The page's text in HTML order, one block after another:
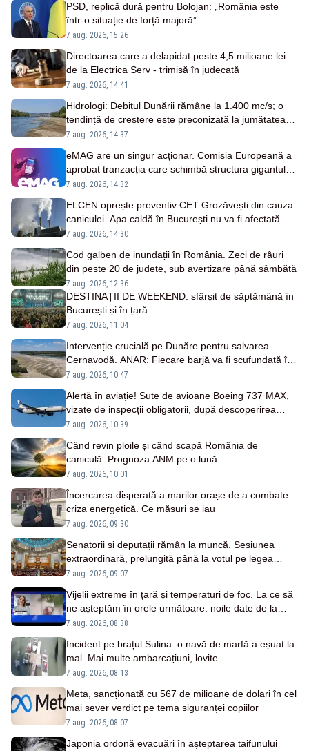
PSD, replică dură pentru Bolojan: „România este
într-o situație de forță majoră”
7 aug. 2026, 15:26
Directoarea care a delapidat peste 4,5 milioane lei
de la Electrica Serv - trimisă în judecată
7 aug. 2026, 14:41
Hidrologi: Debitul Dunării rămâne la 1.400 mc/s; o
tendință de creștere este preconizată la jumătatea
săptămânii viitoare
7 aug. 2026, 14:37
eMAG are un singur acționar. Comisia Europeană a
aprobat tranzacția care schimbă structura gigantului
românesc
7 aug. 2026, 14:32
ELCEN oprește preventiv CET Grozăvești din cauza
caniculei. Apa caldă în București nu va fi afectată
7 aug. 2026, 14:30
Cod galben de inundații în România. Zeci de râuri
din peste 20 de județe, sub avertizare până sâmbătă
7 aug. 2026, 12:36
DESTINAȚII DE WEEKEND: sfârșit de săptămână în
București și în țară
7 aug. 2026, 11:04
Intervenție crucială pe Dunăre pentru salvarea
Cernavodă. ANAR: Fiecare barjă va fi scufundată în
3-4 ore
7 aug. 2026, 10:47
Alertă în aviație! Sute de avioane Boeing 737 MAX,
vizate de inspecții obligatorii, după descoperirea
unor fisuri în fuselaj
7 aug. 2026, 10:39
Când revin ploile și când scapă România de
caniculă. Prognoza ANM pe o lună
7 aug. 2026, 10:01
Încercarea disperată a marilor orașe de a combate
criza energetică. Ce măsuri se iau
7 aug. 2026, 09:30
Senatorii și deputații rămân la muncă. Sesiunea
extraordinară, prelungită până la votul pe legea
salarizării
7 aug. 2026, 09:07
Vijelii extreme în țară și temperaturi de foc. La ce să
ne așteptăm în orele următoare: noile date de la
ANM
7 aug. 2026, 08:38
Incident pe brațul Sulina: o navă de marfă a eșuat la
mal. Mai multe ambarcațiuni, lovite
7 aug. 2026, 08:13
Meta, sancționată cu 567 de milioane de dolari în cel
mai sever verdict pe tema siguranței copiilor
7 aug. 2026, 08:07
Japonia ordonă evacuări în așteptarea taifunului